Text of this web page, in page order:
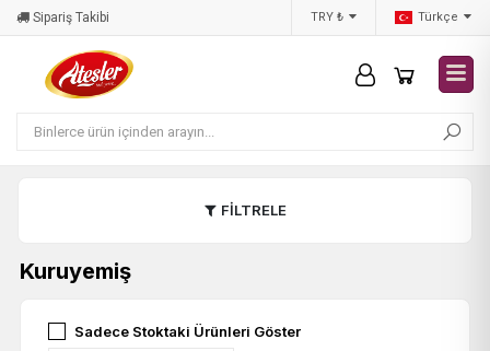
Sipariş Takibi TRY ₺ Türkçe
FİLTRELE
Kuruyemiş
Sadece Stoktaki Ürünleri Göster